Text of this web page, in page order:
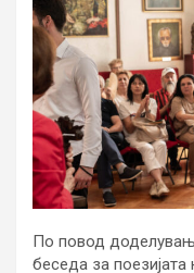
По повод
беседа за